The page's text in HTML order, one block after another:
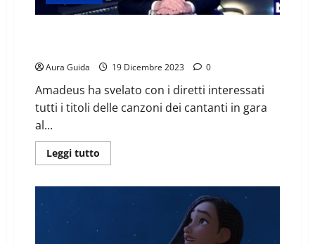
Aura Guida 19 Dicembre 2023 0
Amadeus ha svelato con i diretti interessati
tutti i titoli delle canzoni dei cantanti in gara
al...
Leggi tutto